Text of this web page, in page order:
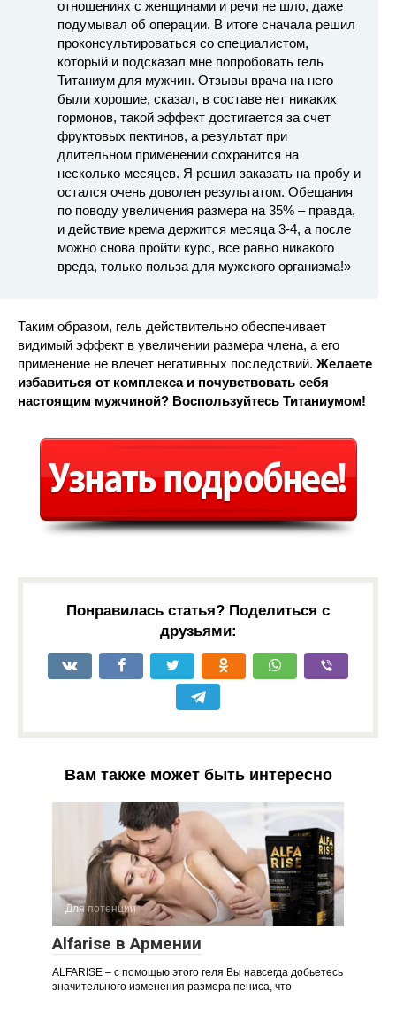
отношениях с женщинами и речи не шло, даже
подумывал об операции. В итоге сначала решил
проконсультироваться со специалистом,
который и подсказал мне попробовать гель
Титаниум для мужчин. Отзывы врача на него
были хорошие, сказал, в составе нет никаких
гормонов, такой эффект достигается за счет
фруктовых пектинов, а результат при
длительном применении сохранится на
несколько месяцев. Я решил заказать на пробу и
остался очень доволен результатом. Обещания
по поводу увеличения размера на 35% – правда,
и действие крема держится месяца 3-4, а после
можно снова пройти курс, все равно никакого
вреда, только польза для мужского организма!»
Таким образом, гель действительно обеспечивает
видимый эффект в увеличении размера члена, а его
применение не влечет негативных последствий. Желаете
избавиться от комплекса и почувствовать себя
настоящим мужчиной? Воспользуйтесь Титаниумом!
Понравилась статья? Поделиться с
друзьями:
Вам также может быть интересно
Для потенции
Alfarise в Армении
ALFARISE – с помощью этого геля Вы навсегда добьетесь
значительного изменения размера пениса, что